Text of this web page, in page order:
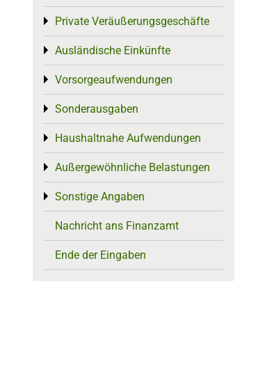
Private Veräußerungsgeschäfte
Toggle menu
Ausländische Einkünfte
Toggle menu
Vorsorgeaufwendungen
Toggle menu
Sonderausgaben
Toggle menu
Haushaltnahe Aufwendungen
Toggle menu
Außergewöhnliche Belastungen
Toggle menu
Sonstige Angaben
Toggle menu
Nachricht ans Finanzamt
Ende der Eingaben